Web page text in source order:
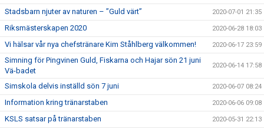
Stadsbarn njuter av naturen – ”Guld värt” 2020-07-01 21:35
Riksmästerskapen 2020 2020-06-28 18:03
Vi hälsar vår nya chefstränare Kim Ståhlberg välkommen! 2020-06-17 23:59
Simning för Pingvinen Guld, Fiskarna och Hajar sön 21 juni
Vä-badet
2020-06-14 17:58
Simskola delvis inställd sön 7 juni 2020-06-07 08:24
Information kring tränarstaben 2020-06-06 09:08
KSLS satsar på tränarstaben 2020-05-31 22:13